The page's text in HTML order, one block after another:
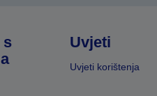
s
Uvjeti
Uvjeti korištenja